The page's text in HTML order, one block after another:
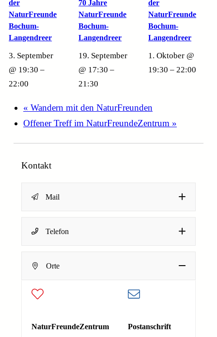
der
NaturFreunde
Bochum-
Langendreer
3. September
@ 19:30 –
22:00
70 Jahre
NaturFreunde
Bochum-
Langendreer
19. September
@ 17:30 –
21:30
der
NaturFreunde
Bochum-
Langendreer
1. Oktober @
19:30 –22:00
« Wandern mit den NaturFreunden
Offener Treff im NaturFreundeZentrum »
Kontakt
Mail
Dein Name
E-Mail-Adresse*
N
a
m
-
Nachricht*
Absenden
Telefon
Orte
NaturFreundeZentrum Postanschrift